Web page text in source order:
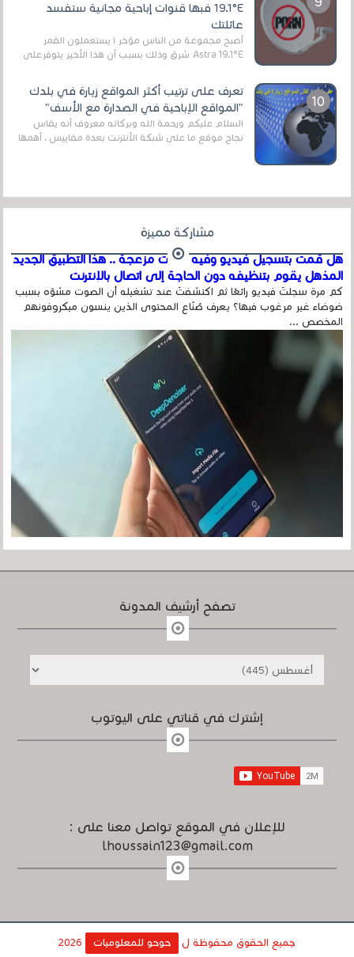
19.1°E فبها قنوات إباحية مجانية ستفسد
عائلتك
أصبح مجموعة من الناس مؤخر ا يستعملون القمر
Astra 19.1°E شرق وذلك بسبب أن هذا الأخير يتوفرعلى
تعرف على ترتيب أكثر المواقع زيارة في بلدك
"المواقع الإباحية في الصدارة مع الأسف"
السلام عليكم ورحمة الله وبركاته معروف أنه يقاس
نجاح موقع ما على شبكة الأنترنت بعدة مقاييس ، أهمها
مشاركة مميزة
هل قمت بتسجيل فيديو وفيه أصوت مزعجة .. هذا التطبيق الجديد
المذهل يقوم بتنظيفه دون الحاجة إلى اتصال بالإنترنت
كم مرة سجلتَ فيديو رائعًا ثم اكتشفتَ عند تشغيله أن الصوت مشوّه بسبب
ضوضاء غير مرغوب فيها؟ يعرف صُنّاع المحتوى الذين ينسون ميكروفونهم
المخصص ...
تصفح أرشيف المدونة
إشترك في قناتي على اليوتوب
للإعلان في الموقع تواصل معنا على :
lhoussain123@gmail.com
جميع الحقوق محفوظة ل حوحو للمعلوميات